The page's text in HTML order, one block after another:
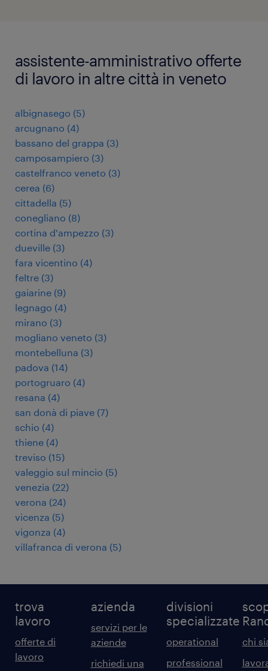
assistente-amministrativo offerte
di lavoro in altre città in veneto
albignasego (5)
arcugnano (4)
bassano del grappa (3)
camposampiero (3)
castelfranco veneto (3)
cerea (6)
cittadella (5)
conegliano (8)
cortina d'ampezzo (3)
dueville (3)
fara vicentino (4)
feltre (3)
gaiarine (9)
legnago (4)
mirano (3)
mogliano veneto (3)
montebelluna (3)
padova (14)
portogruaro (4)
resana (4)
san donà di piave (7)
schio (4)
thiene (4)
treviso (15)
valeggio sul mincio (5)
venezia (22)
verona (24)
vicenza (5)
vigonza (4)
villafranca di verona (5)
trova
lavoro
offerte di
lavoro
azienda
servizi per le
aziende
richiedi una
divisioni
specializzate
operational
professional
chi